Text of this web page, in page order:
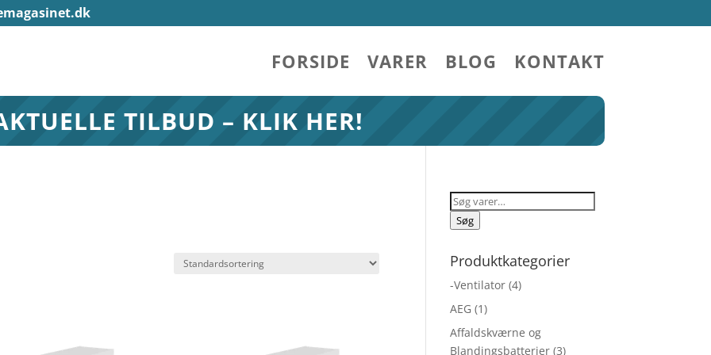
FORSIDE VARER BLOG KONTAKT
TILBUD – KLIK HER!
Søg
efter:
Søg
Produktkategorier
-Ventilator (4)
AEG (1)
Affaldskværne og
Blandingsbatterier (3)